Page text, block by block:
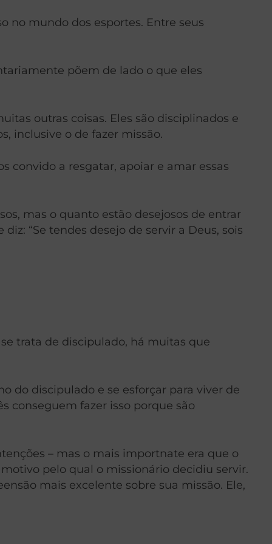
no mundo dos esportes. Entre seus
põem de lado o que eles
outras coisas. Eles são disciplinados e
inclusive o de fazer missão.
convido a resgatar, apoiar e amar essas
mas o quanto estão desejosos de entrar
“Se tendes desejo de servir a Deus, sois
trata de discipulado, há muitas que
do discipulado e se esforçar para viver de
conseguem fazer isso porque são
– mas o mais importnate era que o
pelo qual o missionário decidiu servir.
mais excelente sobre sua missão. Ele,